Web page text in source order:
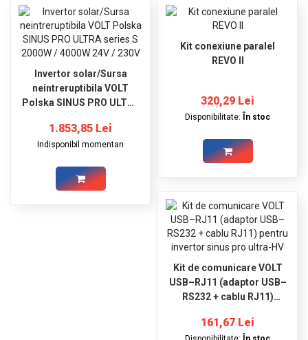
Invertor solar/Sursa
neintreruptibila VOLT
Polska SINUS PRO ULTRA
24V / 230V
1.853,85 Lei
Indisponibil momentan
Kit conexiune paralel
REVO II
320,29 Lei
Disponibilitate: În stoc
Kit de comunicare VOLT
USB–RJ11 (adaptor USB–
RS232 + cablu RJ11)
ultra-HV
161,67 Lei